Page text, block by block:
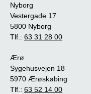
Nyborg
Vestergade 17
5800 Nyborg
Tlf.: 63 31 28 00
Ærø
Sygehusvejen 18
5970 Ærøskøbing
Tlf.: 63 52 14 00